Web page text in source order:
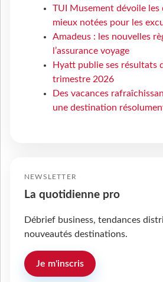
TUI Musement dévoile les
mieux notées pour les
Amadeus : les nouvelles
l’assurance voyage
Hyatt publie ses résultats
trimestre 2026
Des vacances
une destination
NEWSLETTER
La quotidienne pro
Débrief business, tendances
nouveautés destinations.
Je m'inscris